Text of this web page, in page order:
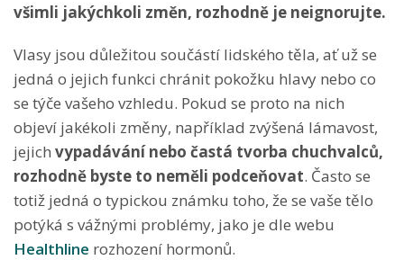
všimli jakýchkoli změn, rozhodně je neignorujte.
Vlasy jsou důležitou součástí lidského těla, ať už se
jedná o jejich funkci chránit pokožku hlavy nebo co
se týče vašeho vzhledu. Pokud se proto na nich
objeví jakékoli změny, například zvýšená lámavost,
jejich vypadávání nebo častá tvorba chuchvalců,
rozhodně byste to neměli podceňovat. Často se
totiž jedná o typickou známku toho, že se vaše tělo
potýká s vážnými problémy, jako je dle webu
Healthline rozhození hormonů.